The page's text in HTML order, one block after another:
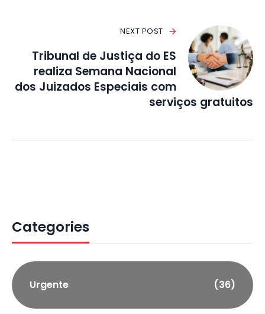
NEXT POST
Tribunal de Justiça do ES
realiza Semana Nacional
dos Juizados Especiais com
serviços gratuitos
Categories
Urgente (36)